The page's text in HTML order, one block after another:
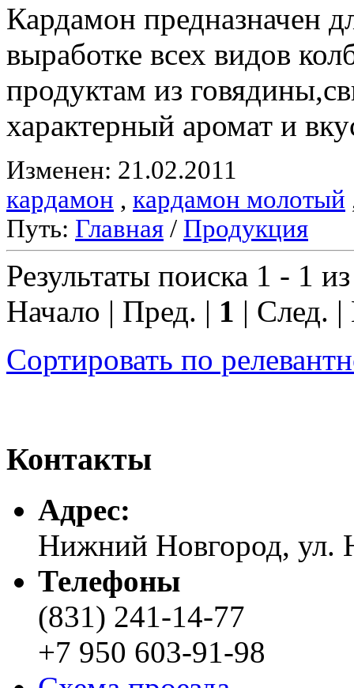
Кардамон предназначен
выработке всех видов
продуктам из
характерный аромат и
Изменен: 21.02.2011
кардамон , кардамон молотый
Путь: Главная / Продукция
Результаты поиска 1 - 1
Начало | Пред. | 1 | След.
Сортировать по
Контакты
Адреc:
Нижний Новгород, ул.
Телефоны
(831) 241-14-77
+7 950 603-91-98